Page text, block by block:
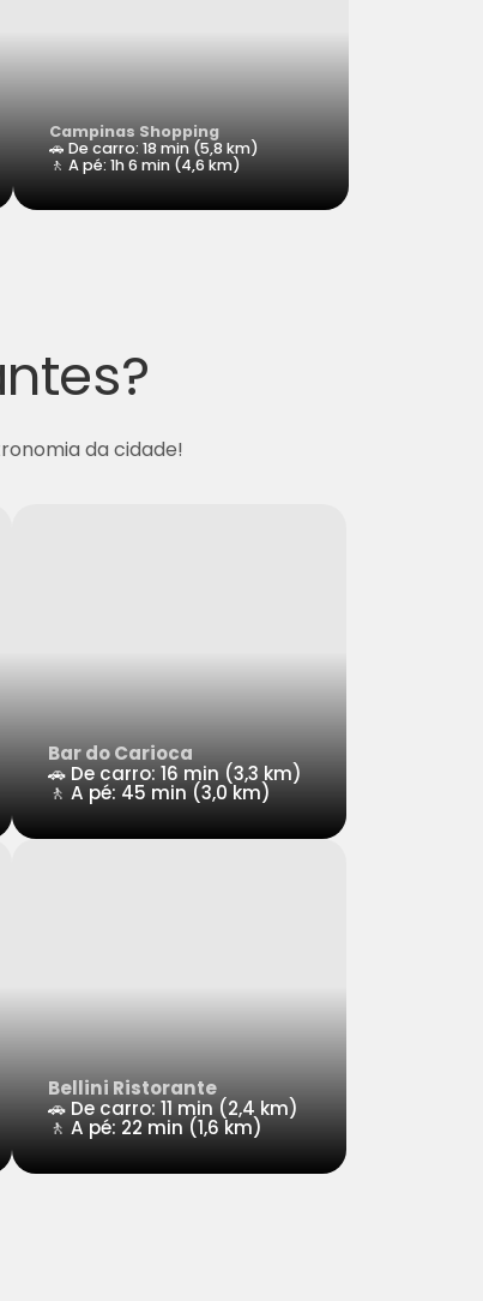
Campinas Shopping
🚗 De carro: 18 min (5,8 km)
🚶 A pé: 1h 6 min (4,6 km)
da cidade!
Bar do Carioca
🚗 De carro: 16 min (3,3 km)
🚶 A pé: 45 min (3,0 km)
Bellini Ristorante
🚗 De carro: 11 min (2,4 km)
🚶 A pé: 22 min (1,6 km)